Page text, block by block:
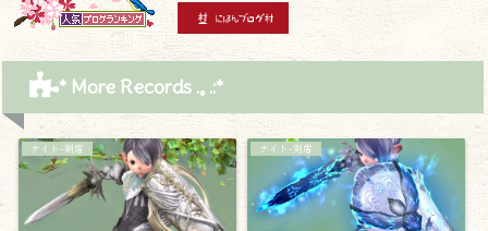
* More Records .｡.:*
ナイト-剣盾 ナイト-剣盾